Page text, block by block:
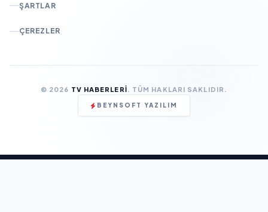
ŞARTLAR
ÇEREZLER
© 2026 TV HABERLERI. TÜM HAKLARI SAKLIDIR.
BEYNSOFT YAZILIM